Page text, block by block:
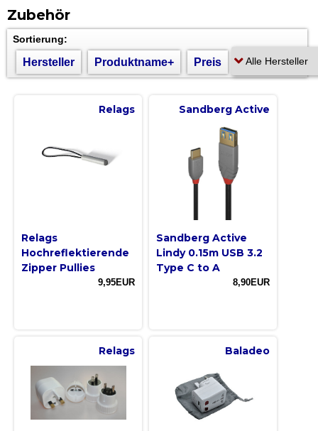
Zubehör
Sortierung:
Hersteller Produktname+ Preis
Relags
Relags
Hochreflektierende
Zipper Pullies
9,95EUR
Sandberg Active
Sandberg Active
Lindy 0.15m USB 3.2
Type C to A
8,90EUR
Relags Baladeo